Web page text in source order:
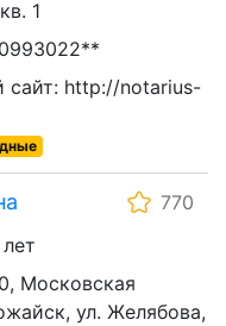
1
сайт: http://notarius-
770
Московская
ул. Желябова,